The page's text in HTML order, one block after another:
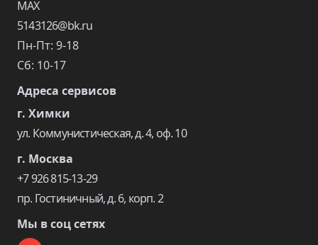
5143126@bk.ru
Пн-Пт: 9-18
Сб: 10-17
Адреса сервисов
г. Химки
ул. Коммунистическая, д. 4, оф. 10
г. Москва
+7 926 815-13-29
пр. Гостиничный, д. 6, корп. 2
Мы в соц сетях